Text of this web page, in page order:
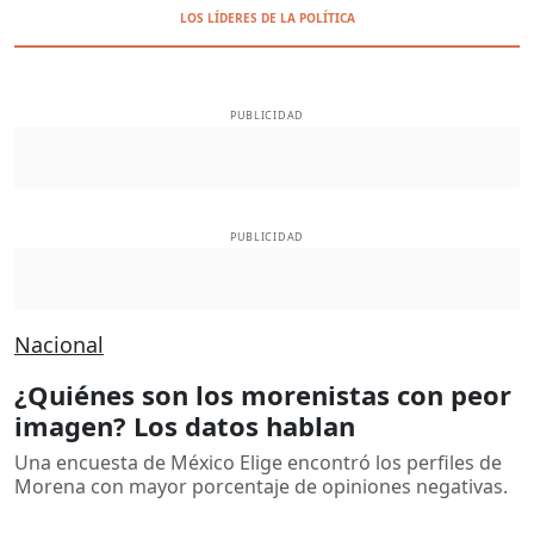
LOS LÍDERES DE LA POLÍTICA
PUBLICIDAD
PUBLICIDAD
Nacional
¿Quiénes son los morenistas con peor
imagen? Los datos hablan
Una encuesta de México Elige encontró los perfiles de
Morena con mayor porcentaje de opiniones negativas.